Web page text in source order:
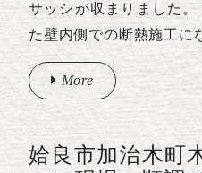
サッシが収まりました
た壁内側での断熱施工に
More
姶良市加治木町